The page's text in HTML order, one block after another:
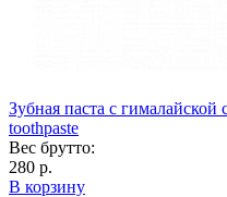
Зубная паста с
toothpaste
Вес брутто:
280 р.
В корзину